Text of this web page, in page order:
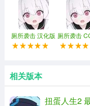
品味和风格。
3、丰富的场景和背
景和场景中为您的
4、故事编织:游戏允
情节，从而使角色真
厕所袭击 汉化版 厕所袭击
版
相关版本
扭蛋人生2